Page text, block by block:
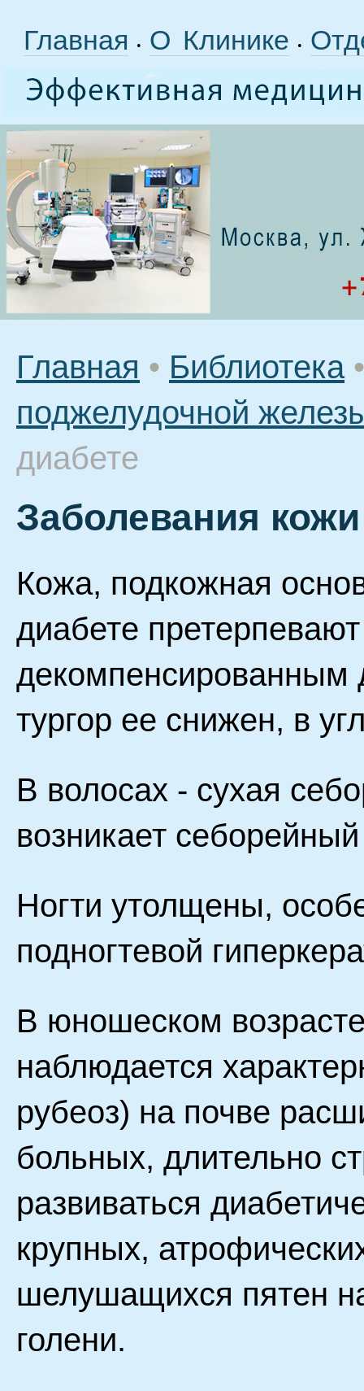
Главная • О Клинике •
Главная • Библиотека •
поджелудочной
диабете
Заболевания
Кожа, подкожная
диабете
декомпенсированным
тургор ее снижен, в
В волосах - сухая
возникает
Ногти утолщены,
подногтевой
В юношеском
наблюдается
рубеоз) на почве
больных, длительно
развиваться
крупных,
шелушащихся пятен
голени.